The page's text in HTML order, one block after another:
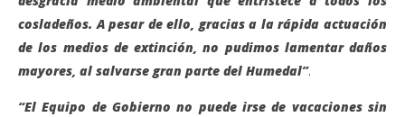
cosladeños. A pesar de ello, gracias a la rápida actuación
de los medios de extinción, no pudimos lamentar daños
mayores, al salvarse gran parte del Humedal”.
“El Equipo de Gobierno no puede irse de vacaciones sin